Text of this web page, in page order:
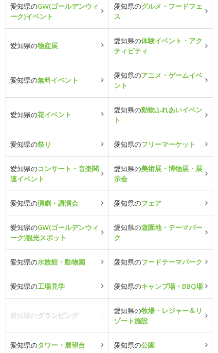
愛知県のGW(ゴールデンウィ
ーク)イベント
愛知県のグルメ・フードフェ
ス
愛知県の物産展
愛知県の体験イベント・アク
ティビティ
愛知県の無料イベント
愛知県のアニメ・ゲームイベ
ント
愛知県の花イベント
愛知県の動物ふれあいイベン
ト
愛知県の祭り 愛知県のフリーマーケット
愛知県のコンサート・音楽関
連イベント
愛知県の美術展・博物展・展
示会
愛知県の演劇・講演会 愛知県のフェア
愛知県のGW(ゴールデンウィ
ーク)観光スポット
愛知県の遊園地・テーマパー
ク
愛知県の水族館・動物園 愛知県のフードテーマパーク
愛知県の工場見学 愛知県のキャンプ場・BBQ場
愛知県のグランピング
愛知県の牧場・レジャー＆リ
ゾート施設
愛知県のタワー・展望台 愛知県の公園